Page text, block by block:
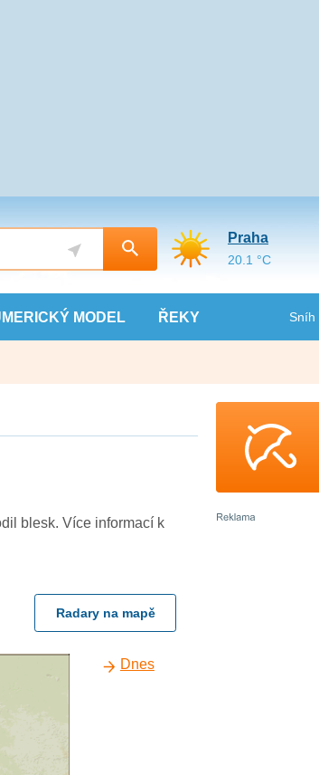
MODEL ŘEKY Sníh
Praha
20.1 °C
blesk. Více informací k
Radary na mapě
Dnes